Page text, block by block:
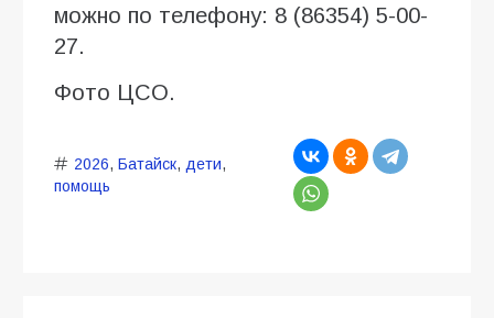
можно по телефону: 8 (86354) 5-00-
27.
Фото ЦСО.
2026, Батайск, дети,
помощь